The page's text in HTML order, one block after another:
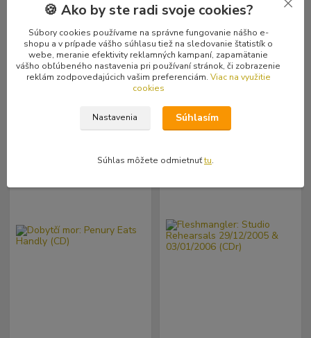
Gride: Hluboká temná modř
(CD)
11,99 €/ ks
9,75 €bez DPH
Skladom
1 ks
Needful Things: Dead Point
(CD)
9,99 €/ks
8,12 €bez DPH
Skladom
1 ks
🍪 Ako by ste radi svoje cookies?
Súbory cookies používame na správne fungovanie nášho e-
shopu a v prípade vášho súhlasu tiež na sledovanie štatistík o
webe, meranie efektivity reklamných kampaní, zapamätanie
vášho obľúbeného nastavenia pri používaní stránok, či zobrazenie
reklám zodpovedajúcich vašim preferenciám. Viac na využitie
cookies
Nastavenia Súhlasím
Súhlas môžete odmietnuťtu.